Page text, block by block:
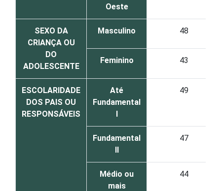
Oeste
SEXO DA
CRIANÇA OU
DO
ADOLESCENTE
Masculino 48
Feminino 43
ESCOLARIDADE
DOS PAIS OU
RESPONSÁVEIS
Até
Fundamental
I
49
Fundamental
II
47
Médio ou
mais
44